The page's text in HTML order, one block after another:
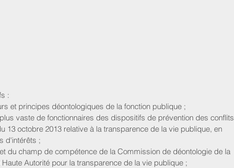
:
et principes déontologiques de la fonction publique ;
vaste de fonctionnaires des dispositifs de prévention des conflits
13 octobre 2013 relative à la transparence de la vie publique, en
d'intérêts ;
du champ de compétence de la Commission de déontologie de la
Autorité pour la transparence de la vie publique ;